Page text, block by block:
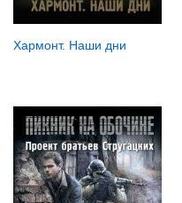
Хармонт. Наши дни